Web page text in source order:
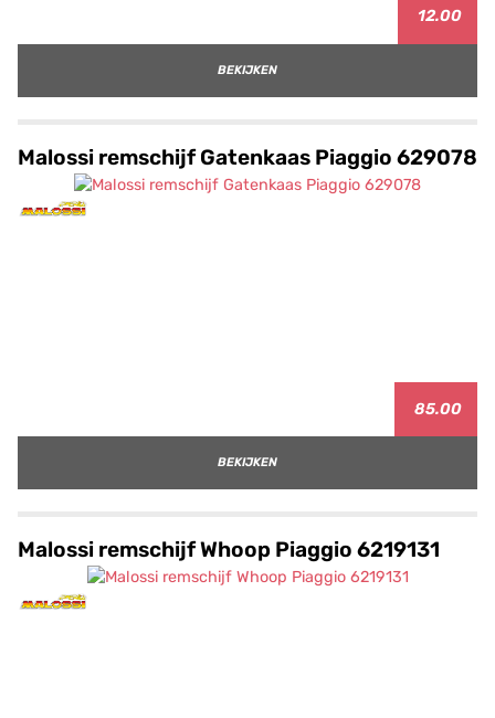
12.00
BEKIJKEN
Malossi remschijf Gatenkaas Piaggio 629078
85.00
BEKIJKEN
Malossi remschijf Whoop Piaggio 6219131